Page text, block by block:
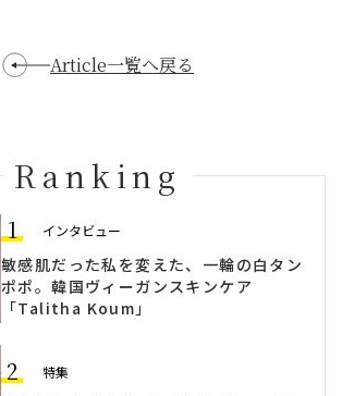
Ranking
1 インタビュー
敏感肌だった私を変えた、一輪の白タン
ポポ。韓国ヴィーガンスキンケア
「Talitha Koum」
2 特集
Article一覧へ戻る